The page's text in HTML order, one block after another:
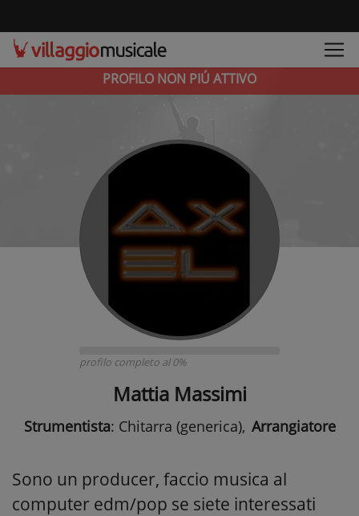
PROFILO NON PIÚ ATTIVO
profilo completo al 0%
Mattia Massimi
Strumentista: Chitarra (generica), Arrangiatore
Sono un producer, faccio musica al
computer edm/pop se siete interessati